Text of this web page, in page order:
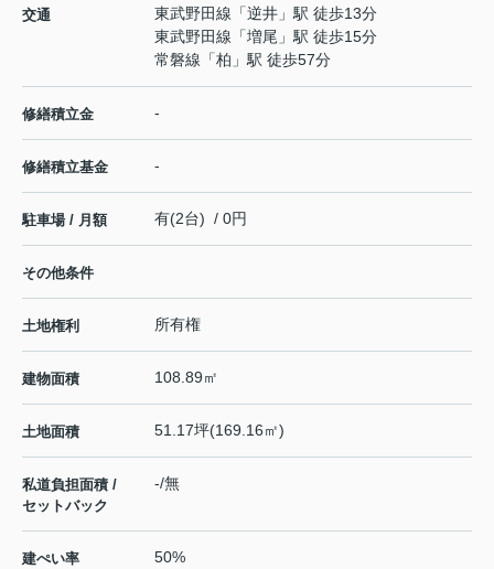
交通 東武野田線 「逆井 」駅 徒歩13分
東武野田線 「増尾 」駅 徒歩15分
常磐線 「柏 」駅 徒歩57分
修繕積立金 -
修繕積立基金 -
駐車場 / 月額 有(2台) / 0円
その他条件
土地権利 所有権
建物面積 108.89㎡
土地面積 51.17坪(169.16㎡)
私道負担面積 /
セットバック
-/無
建ぺい率 50%